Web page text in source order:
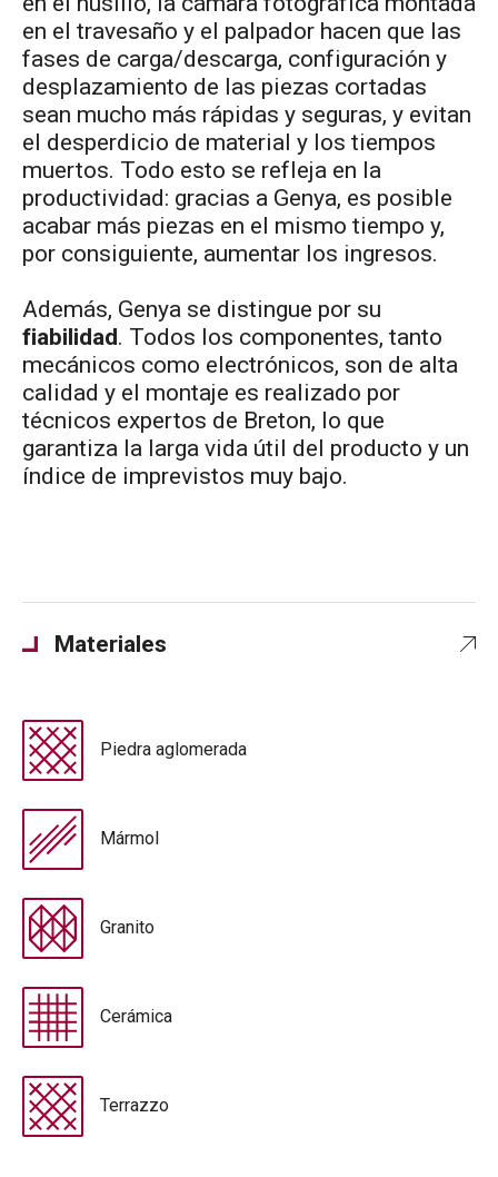
en el travesaño y el palpador hacen que las
fases de carga/descarga, configuración y
desplazamiento de las piezas cortadas
sean mucho más rápidas y seguras, y evitan
el desperdicio de material y los tiempos
muertos. Todo esto se refleja en la
productividad: gracias a Genya, es posible
acabar más piezas en el mismo tiempo y,
por consiguiente, aumentar los ingresos.
Además, Genya se distingue por su
fiabilidad. Todos los componentes, tanto
mecánicos como electrónicos, son de alta
calidad y el montaje es realizado por
técnicos expertos de Breton, lo que
garantiza la larga vida útil del producto y un
índice de imprevistos muy bajo.
Materiales
Piedra aglomerada
Mármol
Granito
Cerámica
Terrazzo